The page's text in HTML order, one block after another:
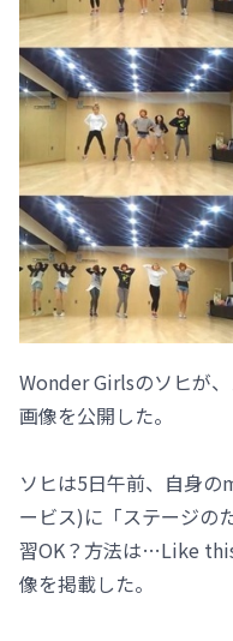
Wonder Girlsのソヒが
画像を公開した。
ソヒは5日午前、自身
ービス)に「ステージの
習OK？方法は…Like
像を掲載した。